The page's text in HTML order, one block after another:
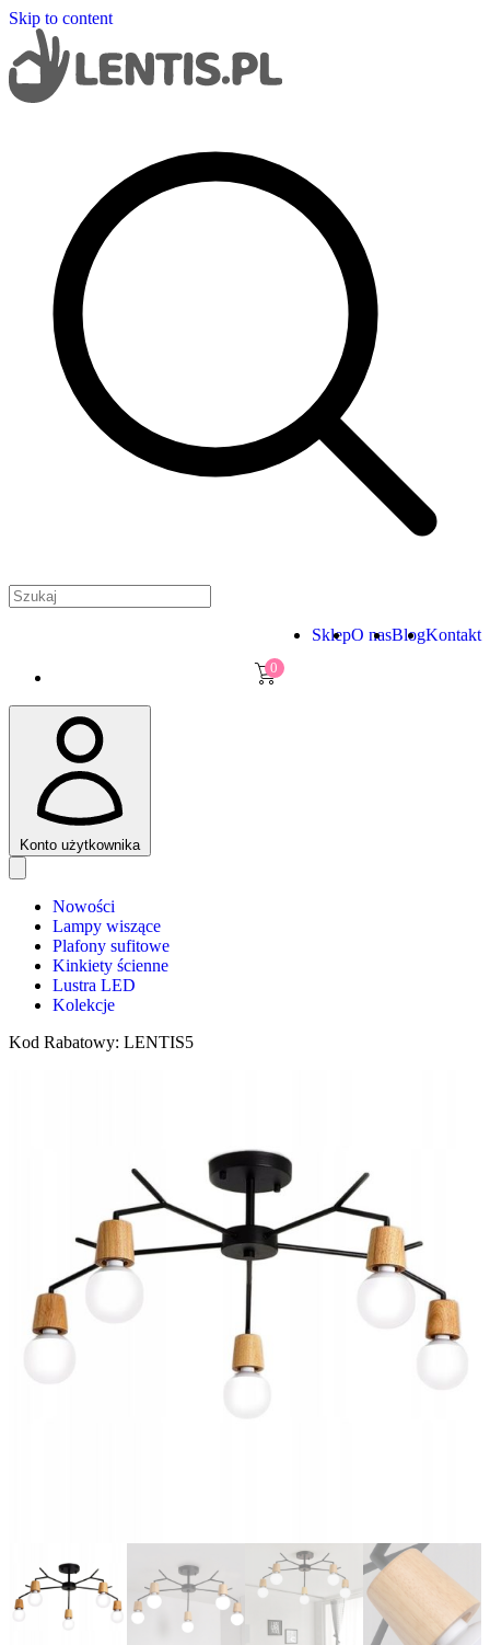
Skip to content
SklepO nasBlogKontakt
0
Konto użytkownika
Nowości
Lampy wiszące
Plafony sufitowe
Kinkiety ścienne
Lustra LED
Kolekcje
Kod Rabatowy: LENTIS5